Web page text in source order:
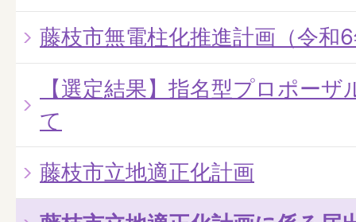
藤枝市無電柱化推進計画（令和
【選定結果】指名型プロポー
て
藤枝市立地適正化計画